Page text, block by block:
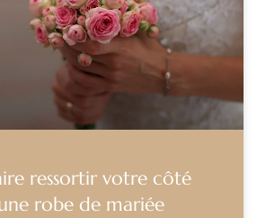
ressortir votre côté
robe de mariée